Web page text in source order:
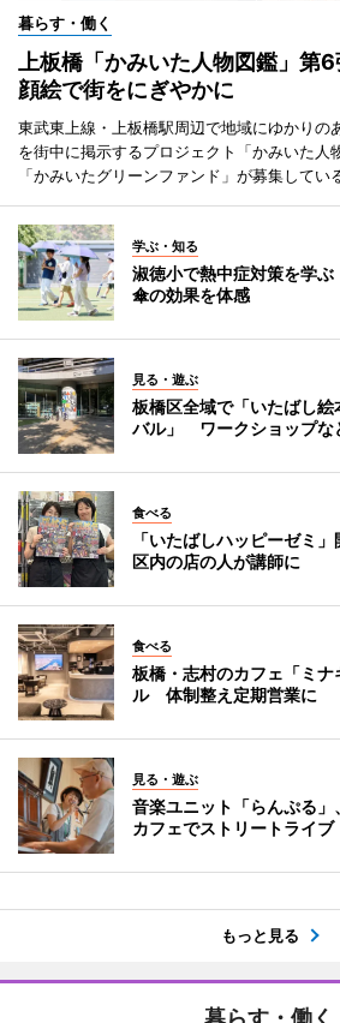
暮らす・働く
上板橋「かみいた人物図鑑」
顔絵で街をにぎやかに
東武東上線・上板橋駅周辺で地域にゆかりの
を街中に掲示するプロジェクト「かみいた人
「かみいたグリーンファンド」が募集してい
学ぶ・知る
淑徳小で熱中症対策を学
傘の効果を体感
見る・遊ぶ
板橋区全域で「いたばし
バル」 ワークショップな
食べる
「いたばしハッピーゼミ
区内の店の人が講師に
食べる
板橋・志村のカフェ「ミ
ル 体制整え定期営業に
見る・遊ぶ
音楽ユニット「らんぷる
カフェでストリートライブ
もっと見る